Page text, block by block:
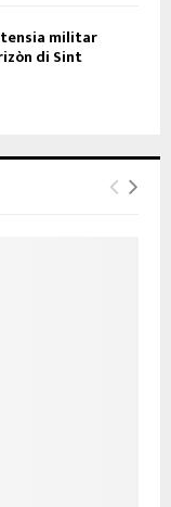
militar
di Sint